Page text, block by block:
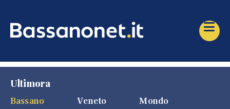
Ultimora
Bassano
Veneto Mondo